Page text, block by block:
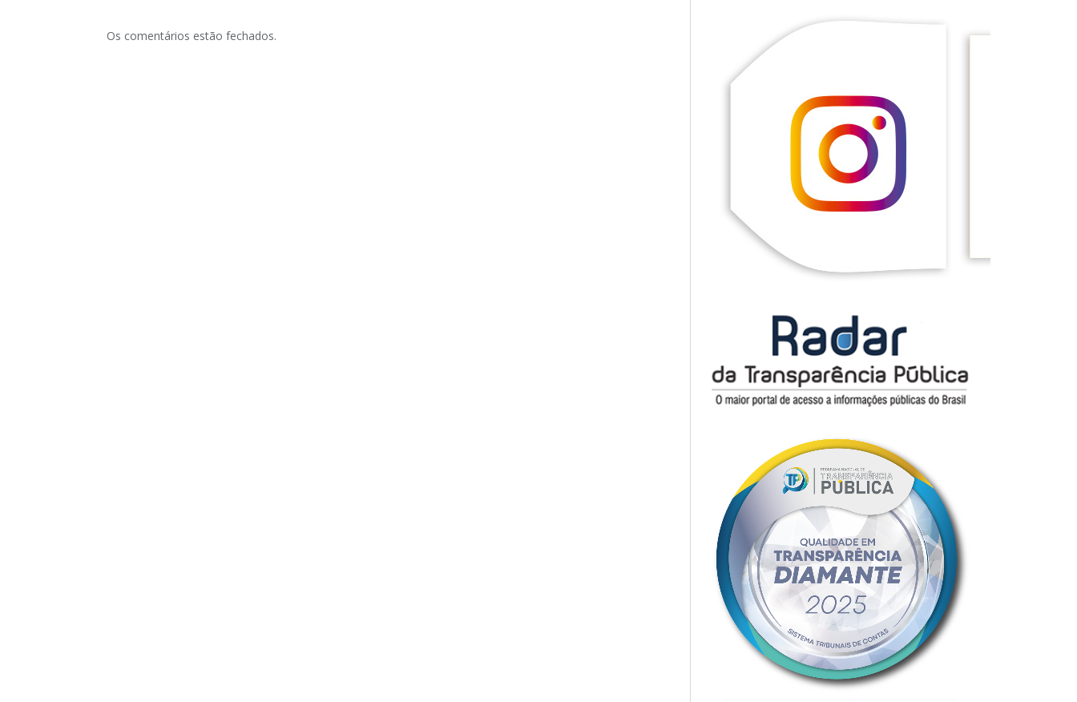
Os comentários estão fechados.